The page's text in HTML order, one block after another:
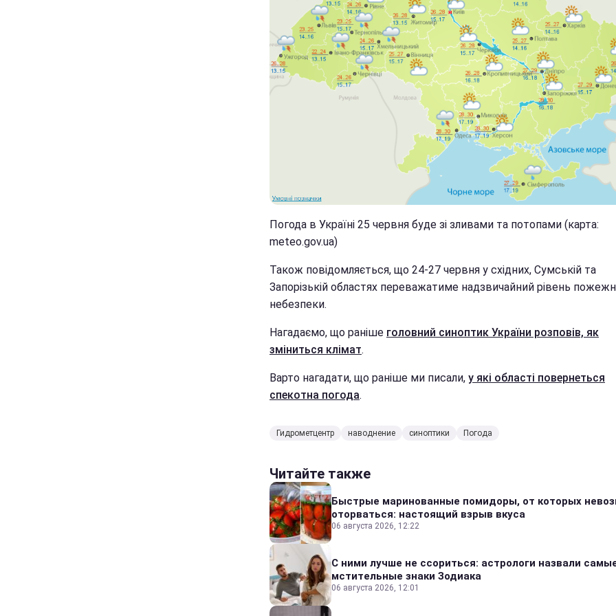
Погода в Україні 25 червня буде зі зливами та потопами (карта:
meteo.gov.ua)
Також повідомляється, що 24-27 червня у східних, Сумській та
Запорізькій областях переважатиме надзвичайний рівень
небезпеки.
Нагадаємо, що раніше головний синоптик України розповів, як
зміниться клімат.
Варто нагадати, що раніше ми писали, у які області повернеться
спекотна погода.
Гидрометцентр наводнение синоптики Погода
Читайте также
Быстрые маринованные помидоры, от которых
оторваться: настоящий взрыв вкуса
06 августа 2026, 12:22
С ними лучше не ссориться: астрологи назвали
мстительные знаки Зодиака
06 августа 2026, 12:01